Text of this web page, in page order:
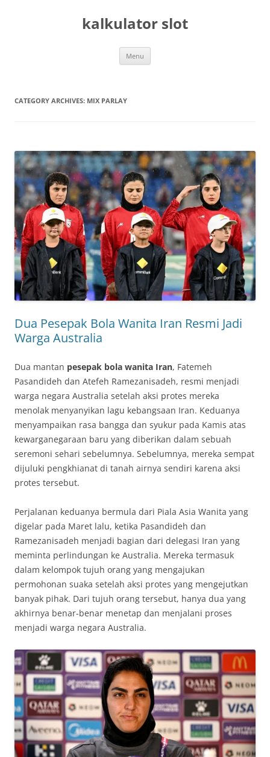
kalkulator slot
Menu
CATEGORY ARCHIVES: MIX PARLAY
Dua Pesepak Bola Wanita Iran Resmi Jadi
Warga Australia
Dua mantan pesepak bola wanita Iran, Fatemeh
Pasandideh dan Atefeh Ramezanisadeh, resmi menjadi
warga negara Australia setelah aksi protes mereka
menolak menyanyikan lagu kebangsaan Iran. Keduanya
menyampaikan rasa bangga dan syukur pada Kamis atas
kewarganegaraan baru yang diberikan dalam sebuah
seremoni sehari sebelumnya. Sebelumnya, mereka sempat
dijuluki pengkhianat di tanah airnya sendiri karena aksi
protes tersebut.
Perjalanan keduanya bermula dari Piala Asia Wanita yang
digelar pada Maret lalu, ketika Pasandideh dan
Ramezanisadeh menjadi bagian dari delegasi Iran yang
meminta perlindungan ke Australia. Mereka termasuk
dalam kelompok tujuh orang yang mengajukan
permohonan suaka setelah aksi protes yang mengejutkan
banyak pihak. Dari tujuh orang tersebut, hanya dua yang
akhirnya benar-benar menetap dan menjalani proses
menjadi warga negara Australia.